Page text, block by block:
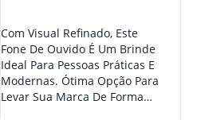
Com Visual Refinado, Este
Fone De Ouvido É Um Brinde
Ideal Para Pessoas Práticas E
Modernas. Ótima Opção Para
Levar Sua Marca De Forma